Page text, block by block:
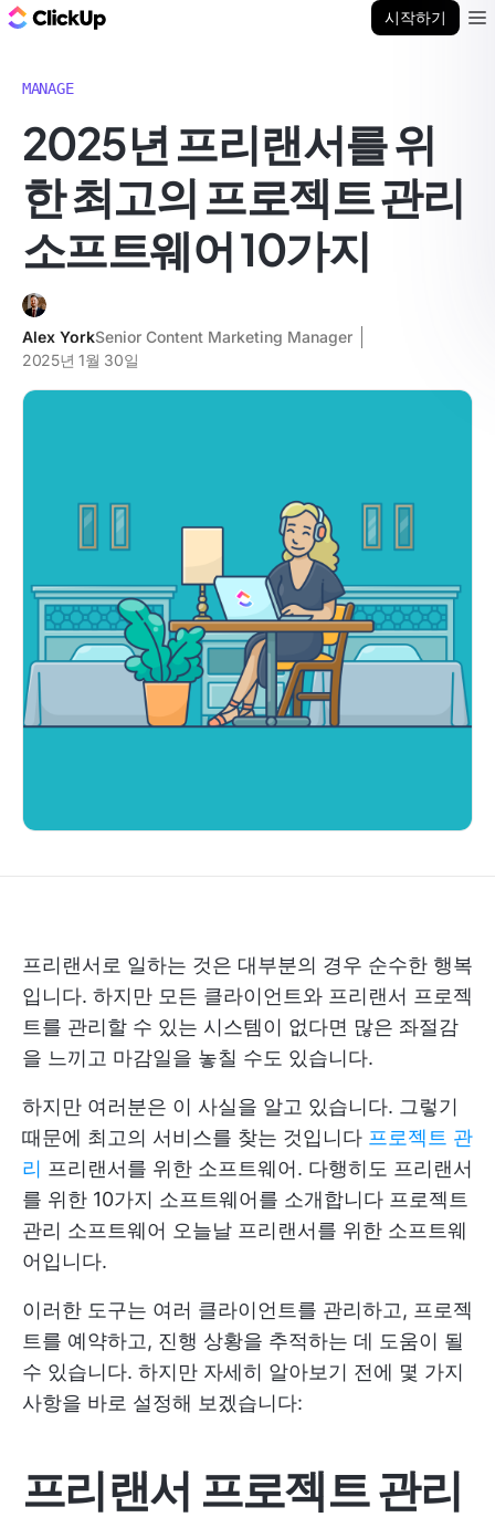
시작하기
MANAGE
2025년 프리랜서를 위
한 최고의 프로젝트 관리
소프트웨어 10가지
Alex YorkSenior Content Marketing Manager
2025년 1월 30일
프리랜서로 일하는 것은 대부분의 경우 순수한 행복
입니다. 하지만 모든 클라이언트와 프리랜서 프로젝
트를 관리할 수 있는 시스템이 없다면 많은 좌절감
을 느끼고 마감일을 놓칠 수도 있습니다.
하지만 여러분은 이 사실을 알고 있습니다. 그렇기
때문에 최고의 서비스를 찾는 것입니다 프로젝트 관
리 프리랜서를 위한 소프트웨어. 다행히도 프리랜서
를 위한 10가지 소프트웨어를 소개합니다 프로젝트
관리 소프트웨어 오늘날 프리랜서를 위한 소프트웨
어입니다.
이러한 도구는 여러 클라이언트를 관리하고, 프로젝
트를 예약하고, 진행 상황을 추적하는 데 도움이 될
수 있습니다. 하지만 자세히 알아보기 전에 몇 가지
사항을 바로 설정해 보겠습니다:
프리랜서 프로젝트 관리